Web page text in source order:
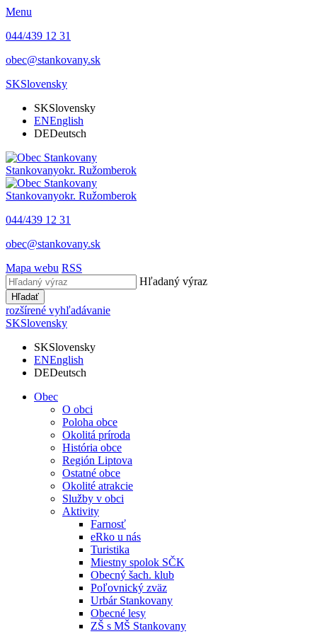
Menu
044/439 12 31
obec@stankovany.sk
SKSlovensky
SKSlovensky
ENEnglish
DEDeutsch
Stankovanyokr. Ružomberok
Stankovanyokr. Ružomberok
044/439 12 31
obec@stankovany.sk
Mapa webu RSS
Hľadaný výraz
Hľadať
rozšírené vyhľadávanie
SKSlovensky
SKSlovensky
ENEnglish
DEDeutsch
Obec
O obci
Poloha obce
Okolitá príroda
História obce
Región Liptova
Ostatné obce
Okolité atrakcie
Služby v obci
Aktivity
Farnosť
eRko u nás
Turistika
Miestny spolok SČK
Obecný šach. klub
Poľovnický zväz
Urbár Stankovany
Obecné lesy
ZŠ s MŠ Stankovany